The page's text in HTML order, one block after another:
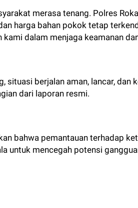
merasa tenang. Polres
harga bahan pokok tetap
dalam menjaga keamanan
situasi berjalan aman, lancar, dan
dari laporan resmi.
bahwa pemantauan terhadap
untuk mencegah potensi